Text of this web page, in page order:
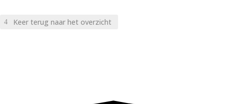
Keer terug naar het overzicht